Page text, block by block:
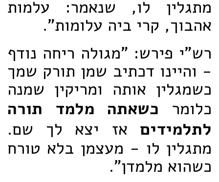
מתגלין לו, שנאמר: עלמות
אהבוך, קרי ביה עלומות".
רש"י פירש: "מגולה ריחה נודף
- והיינו דכתיב שמן תורק שמך
כשמגלין אותה ומריקין שמנה
כלומר כשאתה מלמד תורה
לתלמידים אז יצא לך שם.
מתגלין לו - מעצמן בלא טורח
כשהוא מלמדן".